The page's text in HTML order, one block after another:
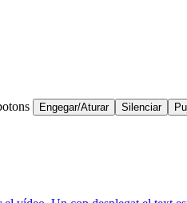
Engegar/Aturar Silenciar